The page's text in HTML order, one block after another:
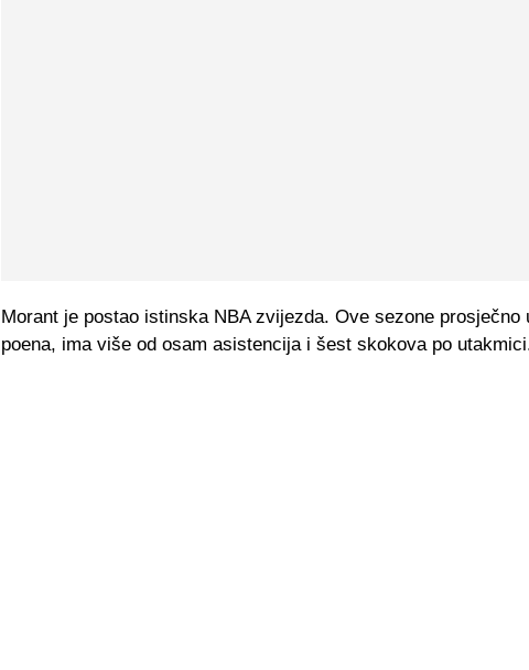
Morant je postao istinska NBA zvijezda. Ove sezone prosječno
poena, ima više od osam asistencija i šest skokova po